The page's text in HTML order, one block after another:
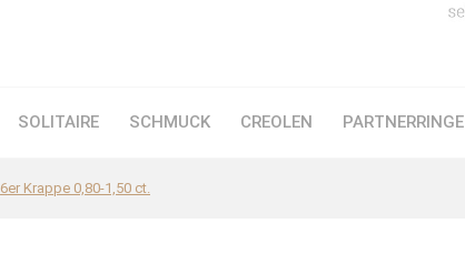
SOLITAIRE SCHMUCK CREOLEN PARTNERRINGE
6er Krappe 0,80-1,50 ct.